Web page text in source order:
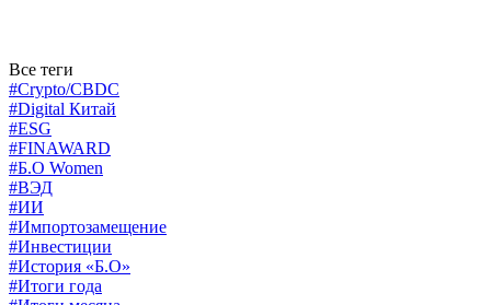
Все теги
#Crypto/CBDC
#Digital Китай
#ESG
#FINAWARD
#Б.О Women
#ВЭД
#ИИ
#Импортозамещение
#Инвестиции
#История «Б.О»
#Итоги года